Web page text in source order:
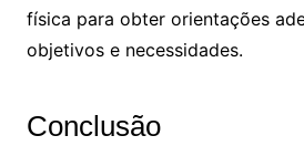
física para obter orientações
objetivos e necessidades.
Conclusão